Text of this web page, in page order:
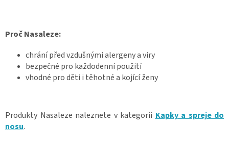
Proč Nasaleze:
chrání před vzdušnými alergeny a viry
bezpečné pro každodenní použití
vhodné pro děti i těhotné a kojící ženy
Produkty Nasaleze naleznete v kategorii Kapky a spreje do
nosu.